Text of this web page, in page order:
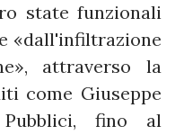
state funzionali
«dall'infiltrazione
attraverso la
come Giuseppe
fino al